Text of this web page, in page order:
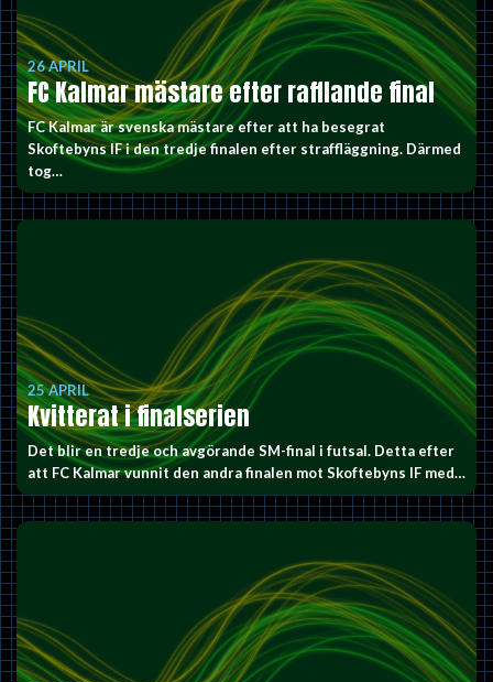
26 APRIL
FC Kalmar mästare efter rafflande final
FC Kalmar är svenska mästare efter att ha besegrat
Skoftebyns IF i den tredje finalen efter straffläggning. Därmed
tog…
25 APRIL
Kvitterat i finalserien
Det blir en tredje och avgörande SM-final i futsal. Detta efter
att FC Kalmar vunnit den andra finalen mot Skoftebyns IF med…